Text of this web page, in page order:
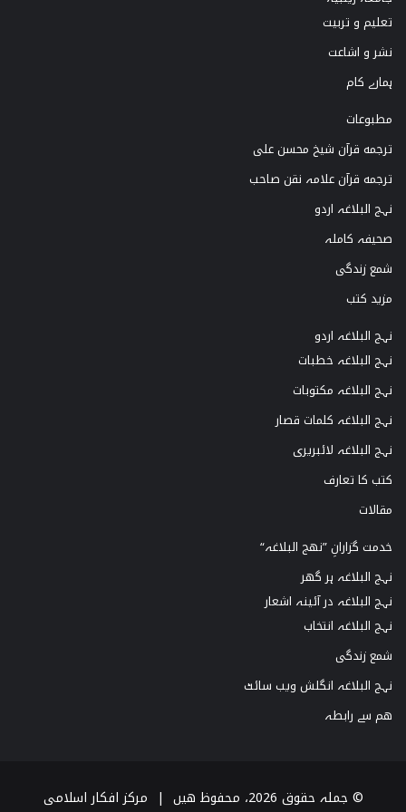
تعلیم و تربیت
نشر و اشاعت
ہمارے کام
مطبوعات
ترجمه قرآن شیخ محسن علی
ترجمه قرآن علامہ نقن صاحب
نہج البلاغہ اردو
صحیفہ کاملہ
شمع زندگی
مزید کتب
نہج البلاغہ اردو
نہج البلاغہ خطبات
نہج البلاغہ مکتوبات
نہج البلاغہ کلمات قصار
نہج البلاغہ لائبریری
کتب کا تعارف
مقالات
خدمت گزارانِ ”نھج البلاغہ“
نہج البلاغہ ہر گھر
نہج البلاغہ در آئینہ اشعار
نہج البلاغہ انتخاب
شمع زندگی
نہج البلاغہ انگلش ویب سائٹ
ھم سے رابطہ
© جملہ حقوق 2026، محفوظ ھیں | مرکز افکار اسلامی